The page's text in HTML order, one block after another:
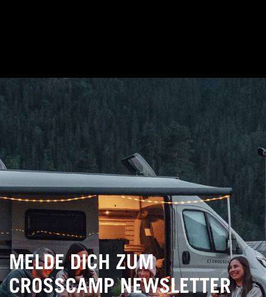
MELDE DICH ZUM
CROSSCAMP NEWSLETTER